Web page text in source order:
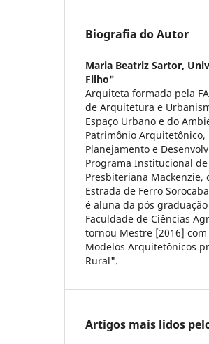
Biografia do Autor
Maria Beatriz Sartor,
Filho"
Arquiteta formada pela
de Arquitetura e
Espaço Urbano e do
Patrimônio Arquitetônico,
Planejamento e
Programa Institucional
Presbiteriana Mackenzie,
Estrada de Ferro
é aluna da pós
Faculdade de Ciências
tornou Mestre [2016]
Modelos Arquitetônicos
Rural".
Artigos mais lidos